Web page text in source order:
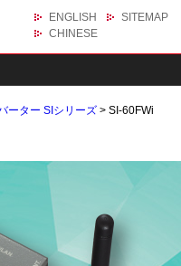
SITEMAP
ENGLISH
CHINESE
ーター SIシリーズ > SI-60FWi